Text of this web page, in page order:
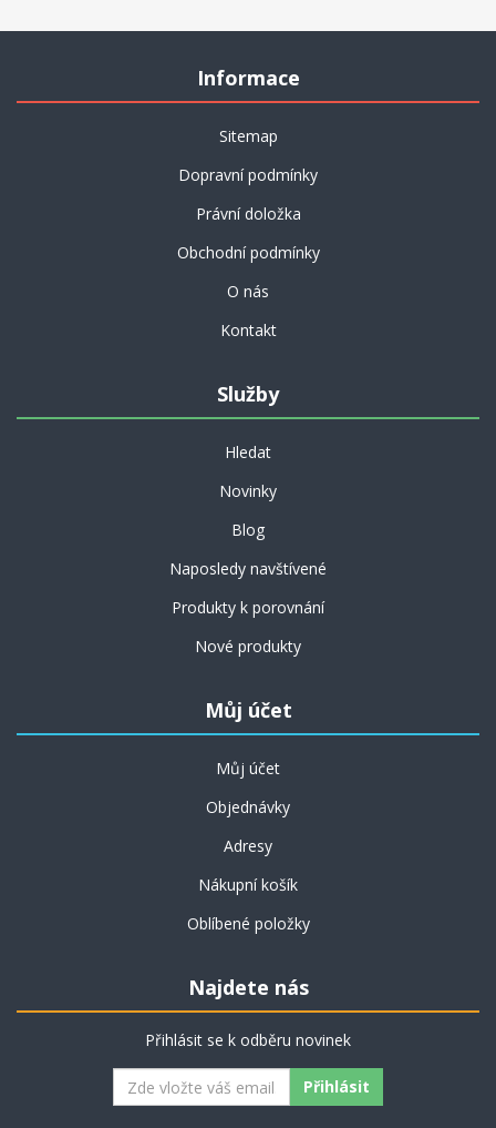
Informace
Sitemap
Dopravní podmínky
Právní doložka
Obchodní podmínky
O nás
Kontakt
Služby
Hledat
Novinky
Blog
Naposledy navštívené
Produkty k porovnání
Nové produkty
Můj účet
Můj účet
Objednávky
Adresy
Nákupní košík
Oblíbené položky
Najdete nás
Přihlásit se k odběru novinek